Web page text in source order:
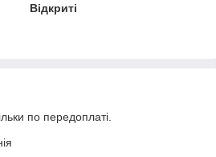
Відкриті
по передоплаті.